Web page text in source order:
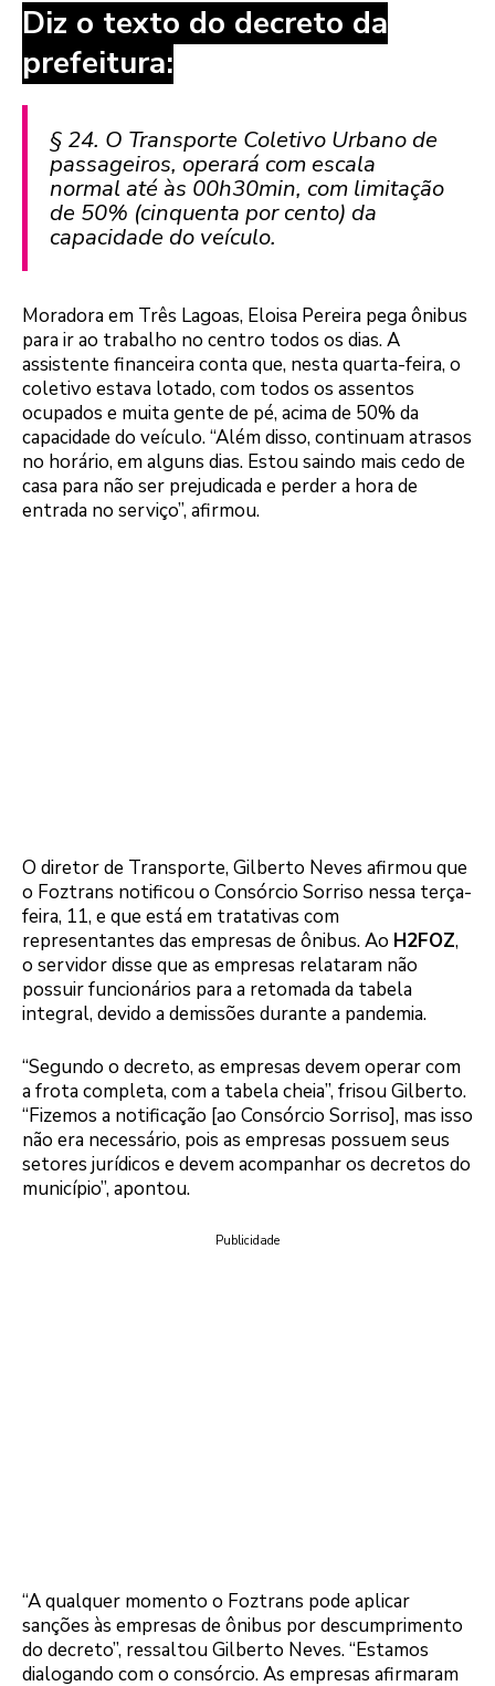
Diz o texto do decreto da
prefeitura:
§ 24. O Transporte Coletivo Urbano de
passageiros, operará com escala
normal até às 00h30min, com limitação
de 50% (cinquenta por cento) da
capacidade do veículo.
Moradora em Três Lagoas, Eloisa Pereira pega ônibus
para ir ao trabalho no centro todos os dias. A
assistente financeira conta que, nesta quarta-feira, o
coletivo estava lotado, com todos os assentos
ocupados e muita gente de pé, acima de 50% da
capacidade do veículo. “Além disso, continuam atrasos
no horário, em alguns dias. Estou saindo mais cedo de
casa para não ser prejudicada e perder a hora de
entrada no serviço”, afirmou.
O diretor de Transporte, Gilberto Neves afirmou que
o Foztrans notificou o Consórcio Sorriso nessa terça-
feira, 11, e que está em tratativas com
representantes das empresas de ônibus. Ao H2FOZ,
o servidor disse que as empresas relataram não
possuir funcionários para a retomada da tabela
integral, devido a demissões durante a pandemia.
“Segundo o decreto, as empresas devem operar com
a frota completa, com a tabela cheia”, frisou Gilberto.
“Fizemos a notificação [ao Consórcio Sorriso], mas isso
não era necessário, pois as empresas possuem seus
setores jurídicos e devem acompanhar os decretos do
município”, apontou.
Publicidade
“A qualquer momento o Foztrans pode aplicar
sanções às empresas de ônibus por descumprimento
do decreto”, ressaltou Gilberto Neves. “Estamos
dialogando com o consórcio. As empresas afirmaram